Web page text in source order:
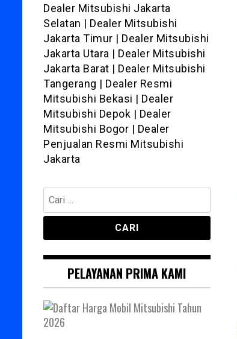
Dealer Mitsubishi Jakarta
Selatan | Dealer Mitsubishi
Jakarta Timur | Dealer Mitsubishi
Jakarta Utara | Dealer Mitsubishi
Jakarta Barat | Dealer Mitsubishi
Tangerang | Dealer Resmi
Mitsubishi Bekasi | Dealer
Mitsubishi Depok | Dealer
Mitsubishi Bogor | Dealer
Penjualan Resmi Mitsubishi
Jakarta
Cari
untuk:
PELAYANAN PRIMA KAMI